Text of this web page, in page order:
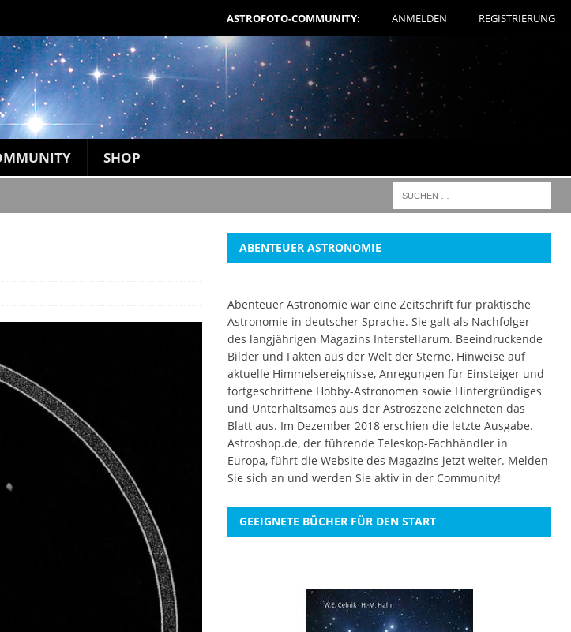
ASTROFOTO-COMMUNITY: ANMELDEN REGISTRIERUNG
SHOP
ABENTEUER ASTRONOMIE
Abenteuer Astronomie war eine Zeitschrift für praktische
Astronomie in deutscher Sprache. Sie galt als Nachfolger
des langjährigen Magazins Interstellarum. Beeindruckende
Bilder und Fakten aus der Welt der Sterne, Hinweise auf
aktuelle Himmelsereignisse, Anregungen für Einsteiger und
fortgeschrittene Hobby-Astronomen sowie Hintergründiges
und Unterhaltsames aus der Astroszene zeichneten das
Blatt aus. Im Dezember 2018 erschien die letzte Ausgabe.
Astroshop.de, der führende Teleskop-Fachhändler in
Europa, führt die Website des Magazins jetzt weiter. Melden
Sie sich an und werden Sie aktiv in der Community!
GEEIGNETE BÜCHER FÜR DEN START